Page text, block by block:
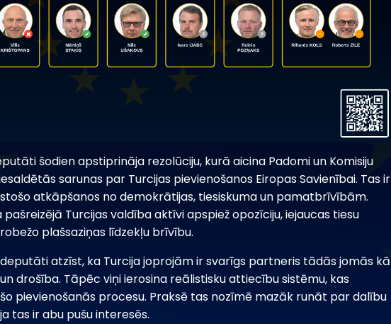
šodien apstiprināja rezolūciju, kurā aicina Padomi un Komisiju
sarunas par Turcijas pievienošanos Eiropas Savienībai. Tas ir
atkāpšanos no demokrātijas, tiesiskuma un pamatbrīvībām.
Turcijas valdība aktīvi apspiež opozīciju, iejaucas tiesu
plašsaziņas līdzekļu brīvību.
atzīst, ka Turcija joprojām ir svarīgs partneris tādās jomās kā
drošība. Tāpēc viņi ierosina reālistisku attiecību sistēmu, kas
pievienošanās procesu. Praksē tas nozīmē mazāk runāt par dalību
tas ir abu pušu interesēs.